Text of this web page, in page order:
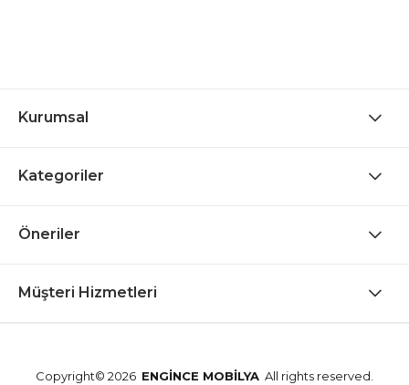
Kurumsal
Kategoriler
Öneriler
Müşteri Hizmetleri
Copyright© 2026 ENGİNCE MOBİLYA All rights reserved.